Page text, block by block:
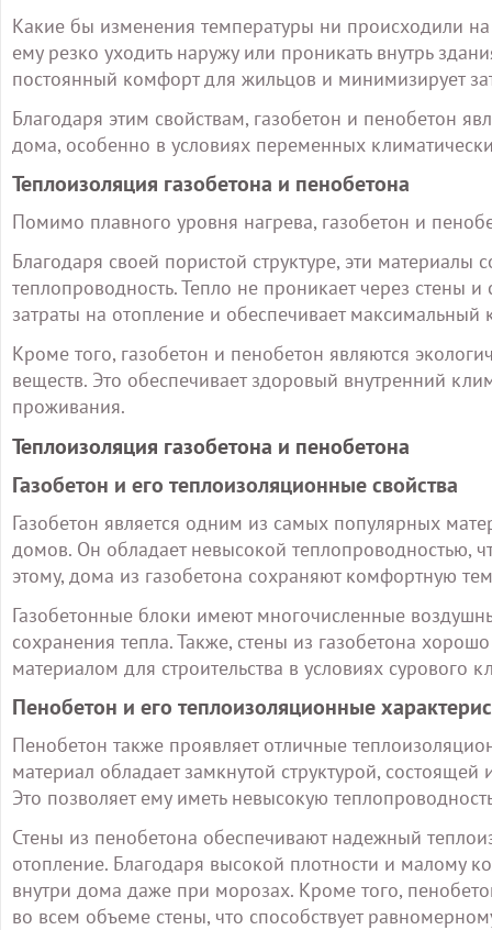
Какие бы изменения температуры ни происходили
ему резко уходить наружу или проникать внутрь
постоянный комфорт для жильцов и минимизирует
Благодаря этим свойствам, газобетон и пенобетон
дома, особенно в условиях переменных
Теплоизоляция газобетона и пенобетона
Помимо плавного уровня нагрева, газобетон и
Благодаря своей пористой структуре, эти
теплопроводность. Тепло не проникает через стены
затраты на отопление и обеспечивает
Кроме того, газобетон и пенобетон являются
веществ. Это обеспечивает здоровый внутренний
проживания.
Теплоизоляция газобетона и пенобетона
Газобетон и его теплоизоляционные свойства
Газобетон является одним из самых популярных
домов. Он обладает невысокой теплопроводностью,
этому, дома из газобетона сохраняют комфортную
Газобетонные блоки имеют многочисленные
сохранения тепла. Также, стены из газобетона
материалом для строительства в условиях сурового
Пенобетон и его теплоизоляционные
Пенобетон также проявляет отличные
материал обладает замкнутой структурой,
Это позволяет ему иметь невысокую
Стены из пенобетона обеспечивают надежный
отопление. Благодаря высокой плотности и малому
внутри дома даже при морозах. Кроме того,
во всем объеме стены, что способствует